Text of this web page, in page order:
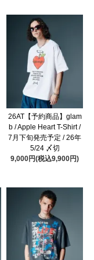
26AT【予約商品】glam
b / Apple Heart T-Shirt /
7月下旬発売予定 / 26年
5/24 〆切
9,000円(税込9,900円)